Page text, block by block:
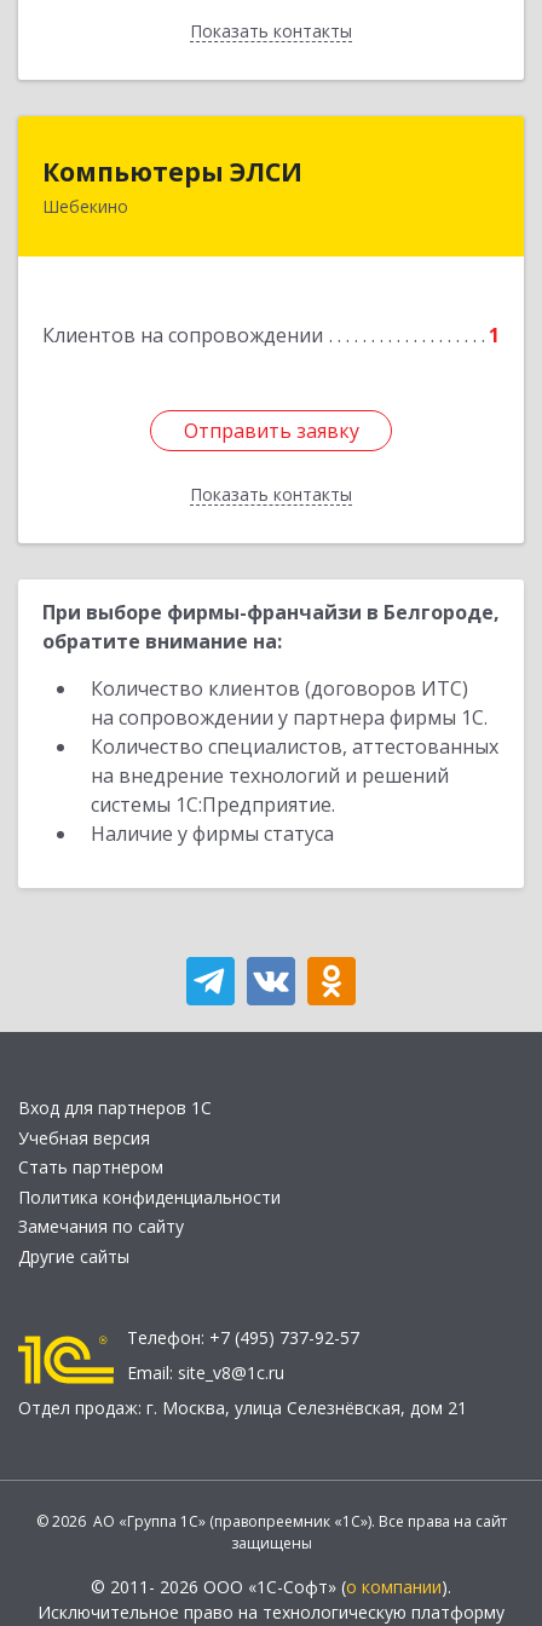
Показать контакты
Назад
Компьютеры ЭЛСИ
Шебекино
Клиентов на сопровождении 1
Отправить заявку
Показать контакты
Отправить заявку
Назад
При выборе фирмы-франчайзи в Белгороде,
обратите внимание на:
Количество клиентов (договоров ИТС)
на сопровождении у партнера фирмы 1С.
Количество специалистов, аттестованных
на внедрение технологий и решений
системы 1С:Предприятие.
Наличие у фирмы статуса
Вход для партнеров 1С
Учебная версия
Стать партнером
Политика конфиденциальности
Замечания по сайту
Другие сайты
Телефон: +7 (495) 737-92-57
Email: site_v8@1c.ru
Отдел продаж: г. Москва, улица Селезнёвская, дом 21
© 2026 АО «Группа 1С» (правопреемник «1С»). Все права на сайт
защищены
© 2011- 2026 ООО «1С-Софт» (о компании).
Исключительное право на технологическую платформу